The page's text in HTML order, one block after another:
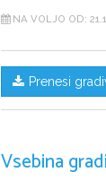
NA VOLJO OD:
Prenesi
Vsebina